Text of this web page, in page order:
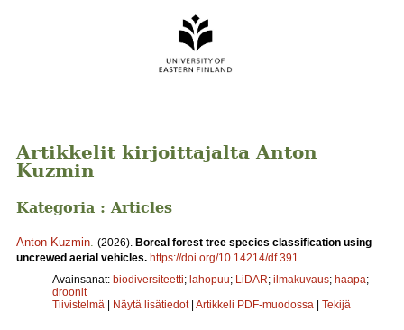
Artikkelit kirjoittajalta Anton
Kuzmin
Kategoria : Articles
Anton Kuzmin (2026). Boreal forest tree species classification using
uncrewed aerial vehicles. https://doi.org/10.14214/df.391
Avainsanat: biodiversiteetti; lahopuu; LiDAR; ilmakuvaus; haapa;
droonit
Tiivistelmä | Näytä lisätiedot | Artikkeli PDF-muodossa | Tekijä